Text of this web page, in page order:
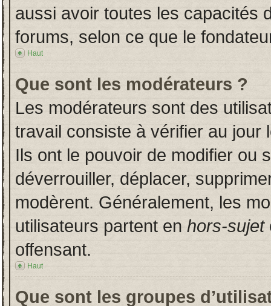
aussi avoir toutes les capacités
forums, selon ce que le
Haut
Que sont les modérateurs ?
Les modérateurs sont des
travail consiste à vérifier au jour
Ils ont le pouvoir de modifier ou
déverrouiller, déplacer,
modèrent. Généralement, les
utilisateurs partent en hors-sujet
offensant.
Haut
Que sont les groupes